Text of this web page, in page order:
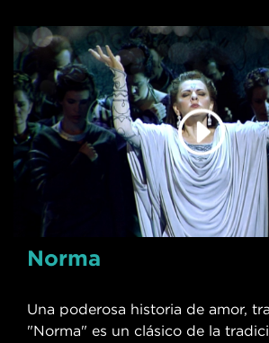
Norma
Una poderosa historia de amor,
"Norma" es un clásico de la